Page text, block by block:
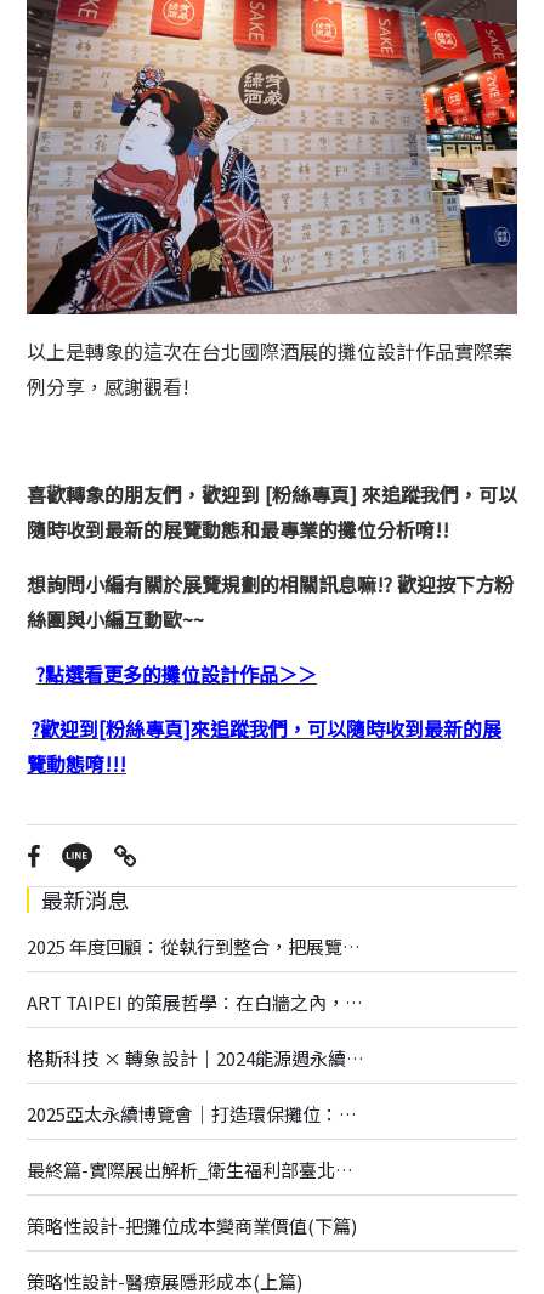
以上是轉象的這次在台北國際酒展的攤位設計作品實際案
例分享，感謝觀看!
喜歡轉象的朋友們，歡迎到 [粉絲專頁] 來追蹤我們，可以
隨時收到最新的展覽動態和最專業的攤位分析唷!!
想詢問小編有關於展覽規劃的相關訊息嘛!? 歡迎按下方粉
絲團與小編互動歐~~
?點選看更多的攤位設計作品＞＞
?歡迎到[粉絲專頁]來追蹤我們，可以隨時收到最新的展
覽動態唷!!!
最新消息
2025 年度回顧：從執行到整合，把展覽做得更深更廣
ART TAIPEI 的策展哲學：在白牆之內，打造一座有呼吸的藝術場域
格斯科技 × 轉象設計｜2024能源週永續展覽全解析
2025亞太永續博覽會｜打造環保攤位：專業指南與創意實踐
最終篇-實際展出解析_衛生福利部臺北醫院
策略性設計-把攤位成本變商業價值(下篇)
策略性設計-醫療展隱形成本(上篇)